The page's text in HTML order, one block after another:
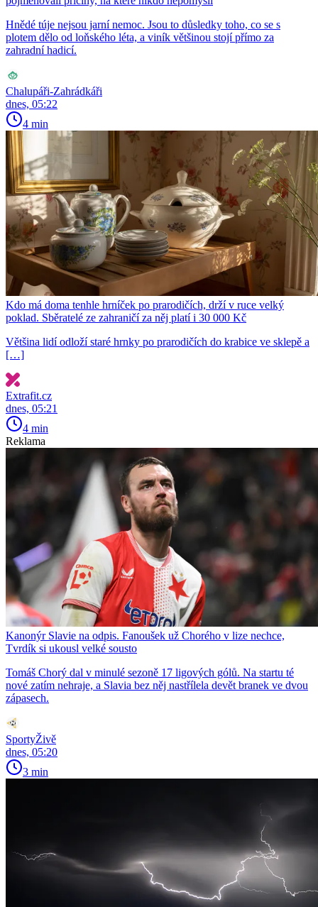
Hnědé túje nejsou jarní nemoc. Jsou to důsledky toho, co se s
plotem dělo od loňského léta, a viník většinou stojí přímo za
zahradní hadicí.
Chalupáři-Zahrádkáři
dnes, 05:22
4 min
Kdo má doma tenhle hrníček po prarodičích, drží v ruce velký
poklad. Sběratelé ze zahraničí za něj platí i 30 000 Kč
Většina lidí odloží staré hrnky po prarodičích do krabice ve sklepě a
[…]
Extrafit.cz
dnes, 05:21
4 min
Reklama
Kanonýr Slavie na odpis. Fanoušek už Chorého v lize nechce,
Tvrdík si ukousl velké sousto
Tomáš Chorý dal v minulé sezoně 17 ligových gólů. Na startu té
nové zatím nehraje, a Slavia bez něj nastřílela devět branek ve dvou
zápasech.
SportyŽivě
dnes, 05:20
3 min